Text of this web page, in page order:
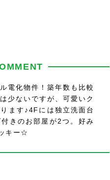
電化物件！築年数も比較
少ないですが、可愛いク
ます♪4Fには独立洗面台
きのお部屋が2つ。好み
キー☆